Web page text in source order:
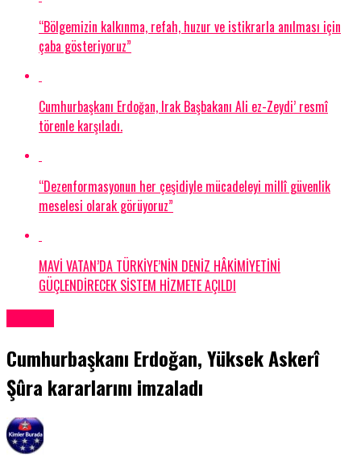
“Bölgemizin kalkınma, refah, huzur ve istikrarla anılması için
çaba gösteriyoruz”
Cumhurbaşkanı Erdoğan, Irak Başbakanı Ali ez-Zeydi’ resmî
törenle karşıladı.
“Dezenformasyonun her çeşidiyle mücadeleyi millî güvenlik
meselesi olarak görüyoruz”
MAVİ VATAN’DA TÜRKİYE’NİN DENİZ HÂKİMİYETİNİ
GÜÇLENDİRECEK SİSTEM HİZMETE AÇILDI
Cumhurbaşkanı Erdoğan, Yüksek Askerî
Şûra kararlarını imzaladı